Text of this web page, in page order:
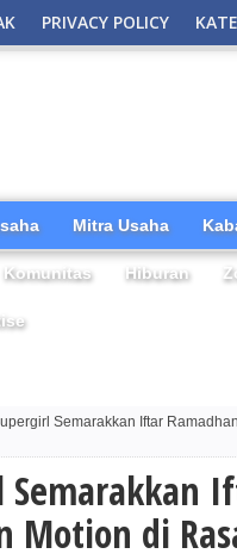
PRIVACY POLICY
Mitra Usaha
Komunitas Hiburan
Semarakkan Iftar
Semarakkan
Motion di